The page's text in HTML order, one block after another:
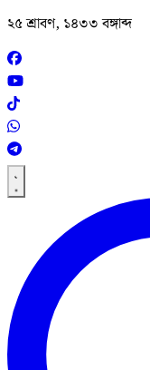
২৫ শ্রাবণ, ১৪৩৩ বঙ্গাব্দ